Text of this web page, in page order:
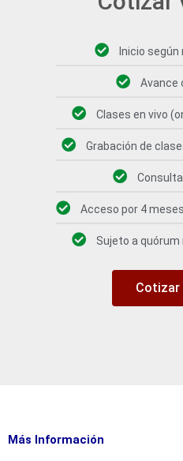
Inicio
Avance
Clases en vivo
Grabación de
Acceso por 4
Sujeto a
Cotizar
Más Información